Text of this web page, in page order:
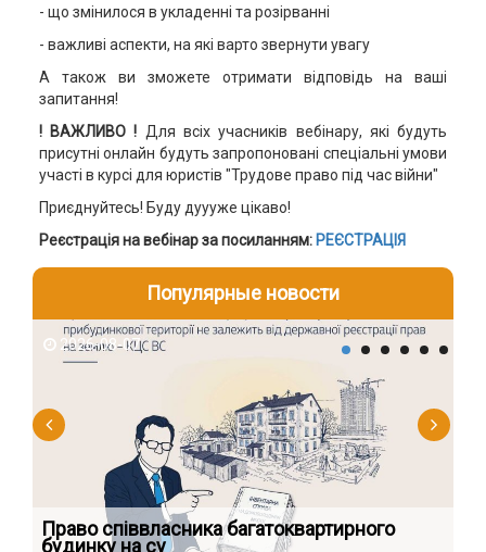
- що змінилося в укладенні та розірванні
- важливі аспекти, на які варто звернути увагу
А також ви зможете отримати відповідь на ваші
запитання!
! ВАЖЛИВО ! Для всіх учасників вебінару, які будуть
присутні онлайн будуть запропоновані спеціальні умови
участі в курсі для юристів "Трудове право під час війни"
Приєднуйтесь! Буду дуууже цікаво!
Реєстрація на вебінар за посиланням: РЕЄСТРАЦІЯ
Популярные новости
2026-08-07
Право співвласника багатоквартирного
будинку на су